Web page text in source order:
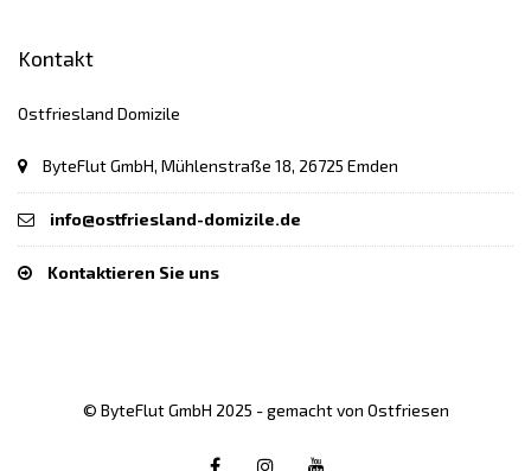
Kontakt
Ostfriesland Domizile
ByteFlut GmbH, Mühlenstraße 18, 26725 Emden
info@ostfriesland-domizile.de
Kontaktieren Sie uns
© ByteFlut GmbH 2025 - gemacht von Ostfriesen